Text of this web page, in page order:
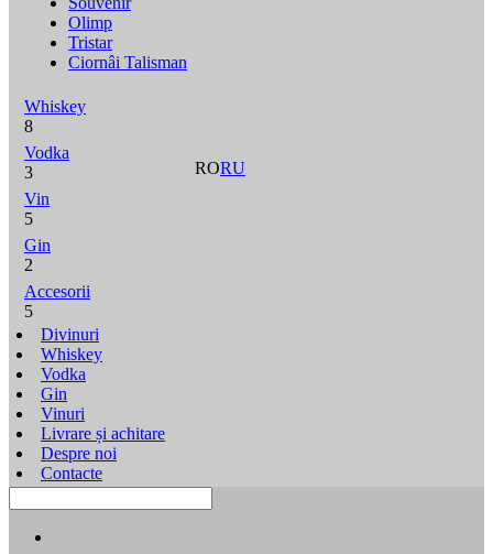
Olimp
Tristar
Ciornâi Talisman
Whiskey
8
Vodka
3
Vin
5
Gin
2
Accesorii
5
Divinuri
Whiskey
Vodka
Gin
Vinuri
Livrare și achitare
Despre noi
Contacte
RORU